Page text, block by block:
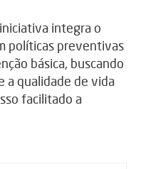
integra o
políticas preventivas
básica, buscando
a qualidade de vida
facilitado a